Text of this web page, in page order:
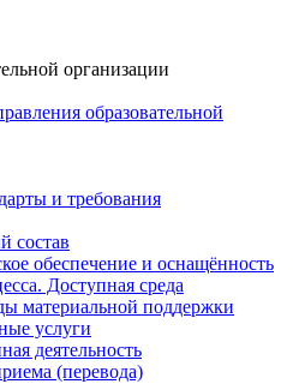
организации
образовательной
и требования
состав
обеспечение и оснащённость
Доступная среда
материальной поддержки
услуги
деятельность
(перевода)